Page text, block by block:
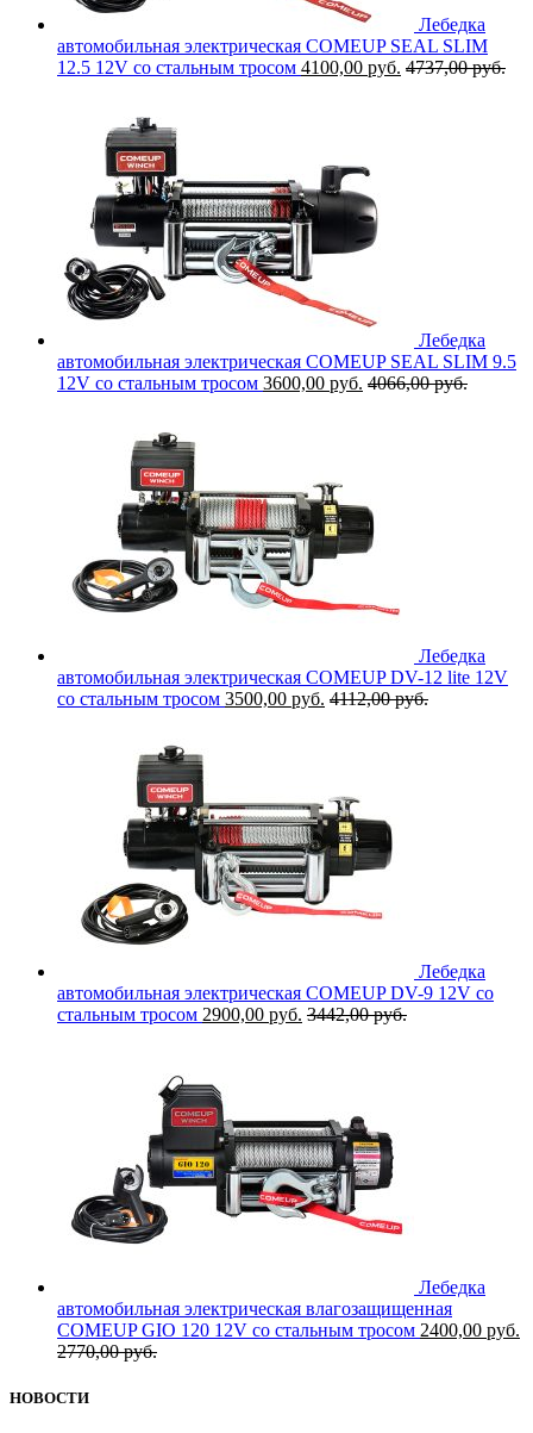
Лебедка
автомобильная электрическая COMEUP SEAL SLIM
12.5 12V со стальным тросом 4100,00 руб. 4737,00руб.
Лебедка
автомобильная электрическая COMEUP SEAL SLIM 9.5
12V со стальным тросом 3600,00 руб. 4066,00руб.
Лебедка
автомобильная электрическая COMEUP DV-12 lite 12V
со стальным тросом 3500,00 руб. 4112,00руб.
Лебедка
автомобильная электрическая COMEUP DV-9 12V со
стальным тросом 2900,00 руб. 3442,00руб.
Лебедка
автомобильная электрическая влагозащищенная
COMEUP GIO 120 12V со стальным тросом 2400,00 руб.
2770,00руб.
НОВОСТИ